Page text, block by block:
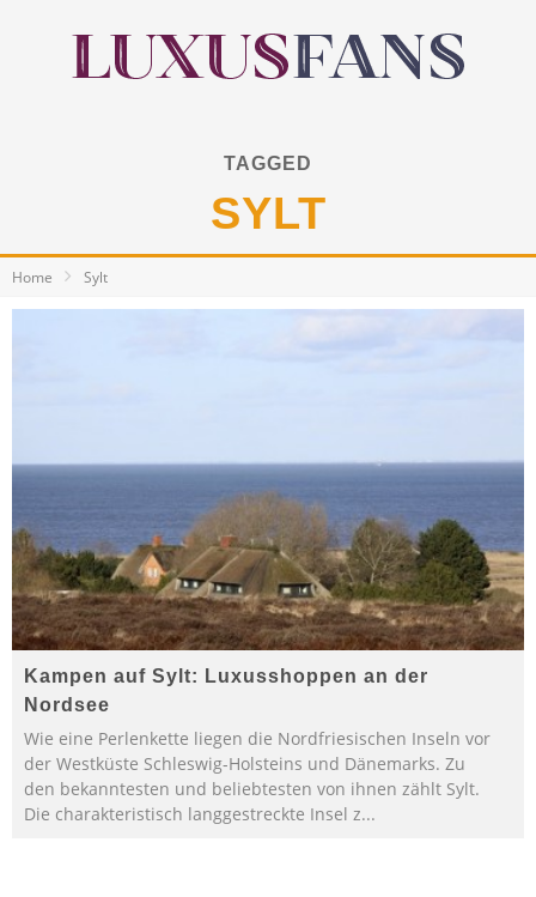
TAGGED
SYLT
Home Sylt
Kampen auf Sylt: Luxusshoppen an der
Nordsee
Wie eine Perlenkette liegen die Nordfriesischen Inseln vor
der Westküste Schleswig-Holsteins und Dänemarks. Zu
den bekanntesten und beliebtesten von ihnen zählt Sylt.
Die charakteristisch langgestreckte Insel z...